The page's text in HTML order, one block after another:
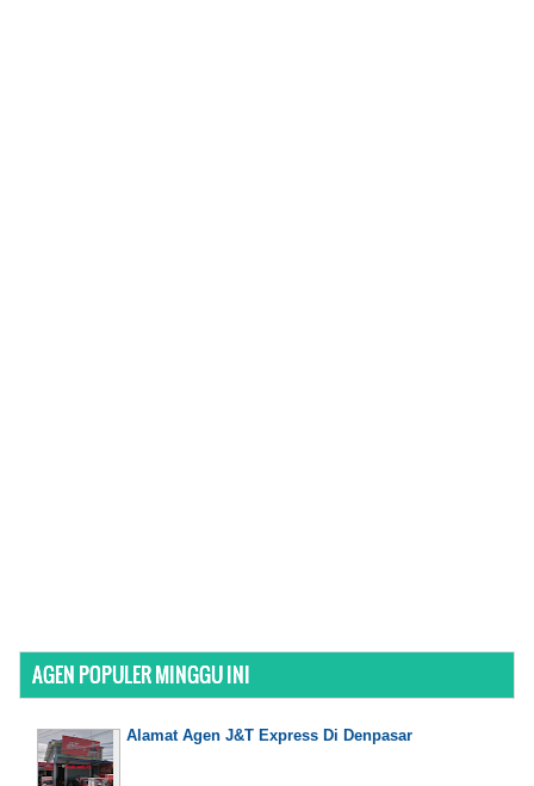
AGEN POPULER MINGGU INI
Alamat Agen J&T Express Di Denpasar